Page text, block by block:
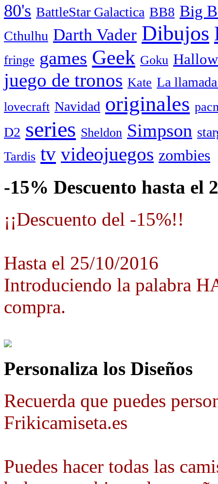
80's BattleStar Galactica BB8 Big
Cthulhu Darth Vader Dibujos
fringe games Geek Goku
juego de tronos Kate La
lovecraft Navidad originales
D2 series Sheldon Simpson
Tardis tv videojuegos zombies
-15% Descuento hasta el
¡¡Descuento del -15%!!
Hasta el 25/10/2016
Introduciendo la palabra
compra.
Personaliza los Diseños
Recuerda que puedes
Frikicamiseta.es
Puedes hacer todas las